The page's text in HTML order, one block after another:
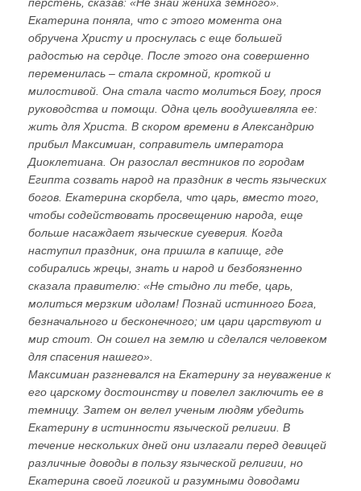
перстень, сказав: «Не знай жениха земного».
Екатерина поняла, что с этого момента она
обручена Христу и проснулась с еще большей
радостью на сердце. После этого она совершенно
переменилась – стала скромной, кроткой и
милостивой. Она стала часто молиться Богу, прося
руководства и помощи. Одна цель воодушевляла ее:
жить для Христа. В скором времени в Александрию
прибыл Максимиан, соправитель императора
Диоклетиана. Он разослал вестников по городам
Египта созвать народ на праздник в честь языческих
богов. Екатерина скорбела, что царь, вместо того,
чтобы содействовать просвещению народа, еще
больше насаждает языческие суеверия. Когда
наступил праздник, она пришла в капище, где
собирались жрецы, знать и народ и безбоязненно
сказала правителю: «Не стыдно ли тебе, царь,
молиться мерзким идолам! Познай истинного Бога,
безначального и бесконечного; им цари царствуют и
мир стоит. Он сошел на землю и сделался человеком
для спасения нашего».
Максимиан разгневался на Екатерину за неуважение к
его царскому достоинству и повелел заключить ее в
темницу. Затем он велел ученым людям убедить
Екатерину в истинности языческой религии. В
течение нескольких дней они излагали перед девицей
различные доводы в пользу языческой религии, но
Екатерина своей логикой и разумными доводами